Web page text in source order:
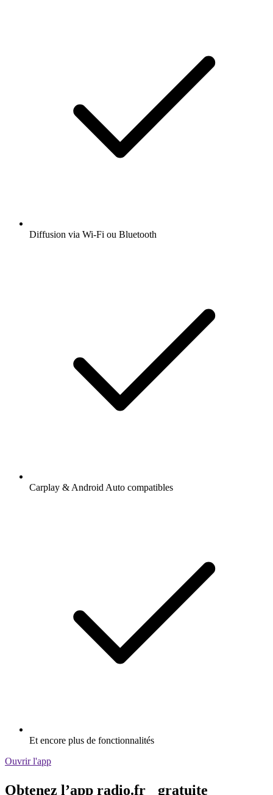
Diffusion via Wi-Fi ou Bluetooth
Carplay & Android Auto compatibles
Et encore plus de fonctionnalités
Ouvrir l'app
Obtenez l’app radio.fr gratuite